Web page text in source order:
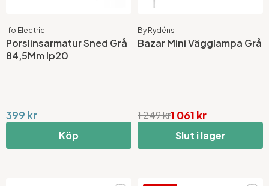
Ifö Electric
Porslinsarmatur Sned Grå
84,5Mm Ip20
399 kr
Köp
By Rydéns
Bazar Mini Vägglampa Grå
1 061 kr
1 249 kr
Slut i lager